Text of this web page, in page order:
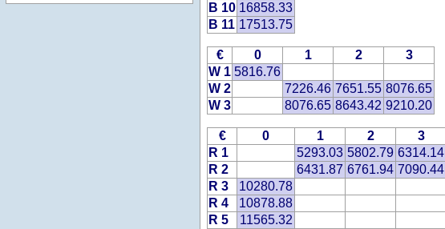
B 10 16858.33
B 11 17513.75
€ 0 1 2
3
W 1 5816.76
W 2
7226.46 7651.55 8076.65
W 3
8076.65 8643.42 9210.20
€ 0 1 2 3
R 1
5293.03 5802.79 6314.14
R 2
6431.87 6761.94 7090.44
R 3
10280.78
R 4
10878.88
R 5
11565.32